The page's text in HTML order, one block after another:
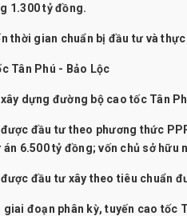
1.300 tỷ đồng.
thời gian chuẩn bị đầu tư và
Tân Phú - Bảo Lộc
dựng đường bộ cao tốc Tân
được đầu tư theo phương thức
án 6.500 tỷ đồng; vốn chủ sở hữu
được đầu tư xây theo tiêu chuẩn
đoạn phân kỳ, tuyến cao tốc